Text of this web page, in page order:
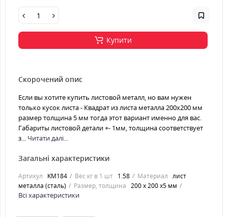
Купити
Скорочений опис
Если вы хотите купить листовой металл, но вам нужен
только кусок листа - Квадрат из листа металла 200х200 мм
размер толщина 5 мм тогда этот вариант именно для вас.
Габариты листовой детали +- 1мм, толщина соответствует
з... Читати далі...
Загальні характеристики
Артикул KM184 Вес кг в 1 шт 1.58 Материал лист
металла (сталь)
Размер, толщина 200 х 200 х5 мм
Всі характеристики